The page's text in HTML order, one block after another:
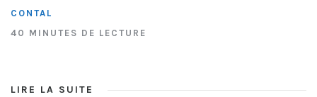
CONTAL
40 MINUTES DE LECTURE
LIRE LA SUITE